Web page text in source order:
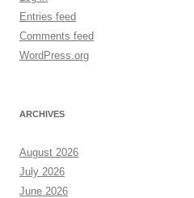
Entries feed
Comments feed
WordPress.org
ARCHIVES
August 2026
July 2026
June 2026